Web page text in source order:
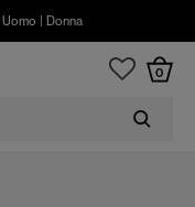
Uomo Donna
0